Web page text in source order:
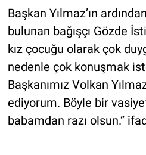
Başkan Yılmaz’ın
bulunan bağışçı Gözde
kız çocuğu olarak çok
nedenle çok konuşmak
Başkanımız Volkan
ediyorum. Böyle bir
babamdan razı olsun.”